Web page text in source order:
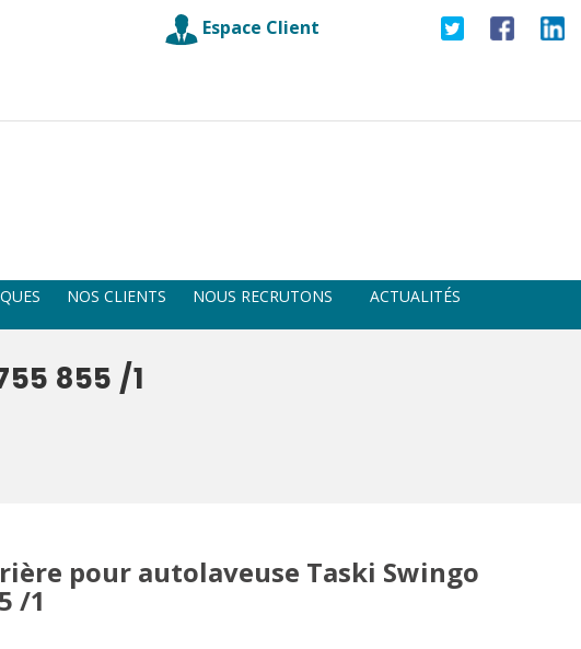
Espace Client
NOS CLIENTS NOUS RECRUTONS ACTUALITÉS
855 /1
pour autolaveuse Taski Swingo
/1